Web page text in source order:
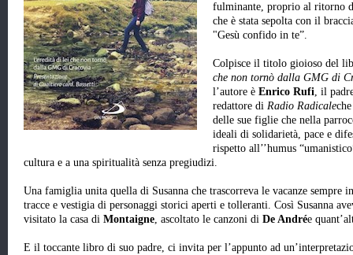
fulminante, proprio al ritorno
che è stata sepolta con il
"Gesù confido in te”.
Colpisce il titolo gioioso del
che non tornò dalla GMG di
l’autore è Enrico Rufi, il
redattore di Radio Radicale
delle sue figlie che nella
ideali di solidarietà, pace e
rispetto all’’humus
cultura e a una spiritualità senza pregiudizi.
Una famiglia unita quella di Susanna che trascorreva le vacanze
tracce e vestigia di personaggi storici aperti e tolleranti. Così Susanna
visitato la casa di Montaigne, ascoltato le canzoni di De Andrée
E il toccante libro di suo padre, ci invita per l’appunto ad